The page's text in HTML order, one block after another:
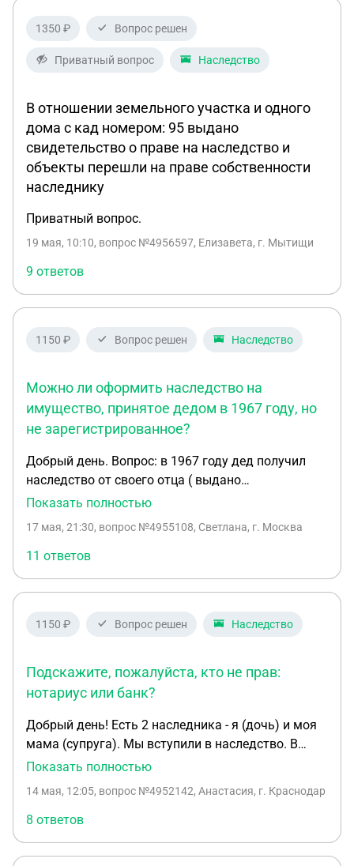
свидетельство...
1350 ₽ Вопрос решен
Приватный вопрос Наследство
В отношении земельного участка и одного
дома с кад номером: 95 выдано
свидетельство о праве на наследство и
объекты перешли на праве собственности
наследнику
Приватный вопрос.
19 мая, 10:10, вопрос №4956597, Елизавета, г. Мытищи
9 ответов
1150 ₽ Вопрос решен Наследство
Можно ли оформить наследство на
имущество, принятое дедом в 1967 году, но
не зарегистрированное?
Добрый день. Вопрос: в 1967 году дед получил
наследство от своего отца ( выдано
свидетельство о праве на наследство в равных
оформил, дед давно умер, также умер его сын
(мой отец), могу ли я каким то образом это
сделать сейчас?
Показать полностью
17 мая, 21:30, вопрос №4955108, Светлана, г. Москва
11 ответов
1150 ₽ Вопрос решен Наследство
Подскажите, пожалуйста, кто не прав:
нотариус или банк?
Добрый день! Есть 2 наследника - я (дочь) и моя
мама (супруга). Мы вступили в наследство. В
наследстве есть долг перед банком - кредитная
такая - оплатить кредит вы можете и без
свидетельства, но информацию о страховке мы
вам не предоставим. Какая-то страховка есть, но
какая и покроет она хоть что-то неизвестно.
Показать полностью
14 мая, 12:05, вопрос №4952142, Анастасия, г. Краснодар
8 ответов